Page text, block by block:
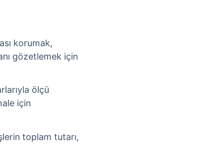
korumak,
gözetlemek için
ölçü
için
toplam tutarı,